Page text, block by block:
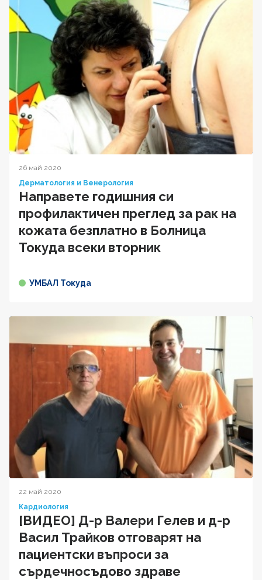
26 май 2020
Дерматология и Венерология
Направете годишния си
профилактичен преглед за рак на
кожата безплатно в Болница
Токуда всеки вторник
УМБАЛ Токуда
22 май 2020
Кардиология
[ВИДЕО] Д-р Валери Гелев и д-р
Васил Трайков отговарят на
пациентски въпроси за
сърдечносъдово здравe